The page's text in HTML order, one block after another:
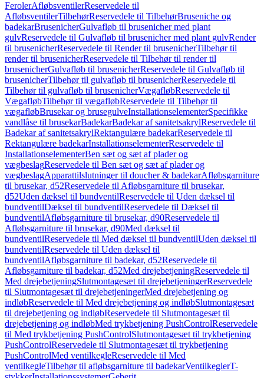
FerolerAfløbsventilerReservedele til
AfløbsventilerTilbehørReservedele til TilbehørBruseniche og
badekarBrusenicherGulvafløb til brusenicher med plant
gulvReservedele til Gulvafløb til brusenicher med plant gulvRender
til brusenicherReservedele til Render til brusenicherTilbehør til
render til brusenicherReservedele til Tilbehør til render til
brusenicherGulvafløb til brusenicherReservedele til Gulvafløb til
brusenicherTilbehør til gulvafløb til brusenicherReservedele til
Tilbehør til gulvafløb til brusenicherVægafløbReservedele til
VægafløbTilbehør til vægafløbReservedele til Tilbehør til
vægafløbBrusekar og brusegulveInstallationselementerSpecifikke
vandlåse til brusekarBadekarBadekar af sanitetsakrylReservedele til
Badekar af sanitetsakrylRektangulære badekarReservedele til
Rektangulære badekarInstallationselementerReservedele til
InstallationselementerBen sæt og sæt af plader og
vægbeslagReservedele til Ben sæt og sæt af plader og
vægbeslagApparattilslutninger til doucher & badekarAfløbsgarniture
til brusekar, d52Reservedele til Afløbsgarniture til brusekar,
d52Uden dæksel til bundventilReservedele til Uden dæksel til
bundventilDæksel til bundventilReservedele til Dæksel til
bundventilAfløbsgarniture til brusekar, d90Reservedele til
Afløbsgarniture til brusekar, d90Med dæksel til
bundventilReservedele til Med dæksel til bundventilUden dæksel til
bundventilReservedele til Uden dæksel til
bundventilAfløbsgarniture til badekar, d52Reservedele til
Afløbsgarniture til badekar, d52Med drejebetjeningReservedele til
Med drejebetjeningSlutmontagesæt til drejebetjeningerReservedele
til Slutmontagesæt til drejebetjeningerMed drejebetjening og
indløbReservedele til Med drejebetjening og indløbSlutmontagesæt
til drejebetjening og indløbReservedele til Slutmontagesæt til
drejebetjening og indløbMed trykbetjening PushControlReservedele
til Med trykbetjening PushControlSlutmontagesæt til trykbetjening
PushControlReservedele til Slutmontagesæt til trykbetjening
PushControlMed ventilkegleReservedele til Med
ventilkegleTilbehør til afløbsgarniture til badekarVentilkeglerT-